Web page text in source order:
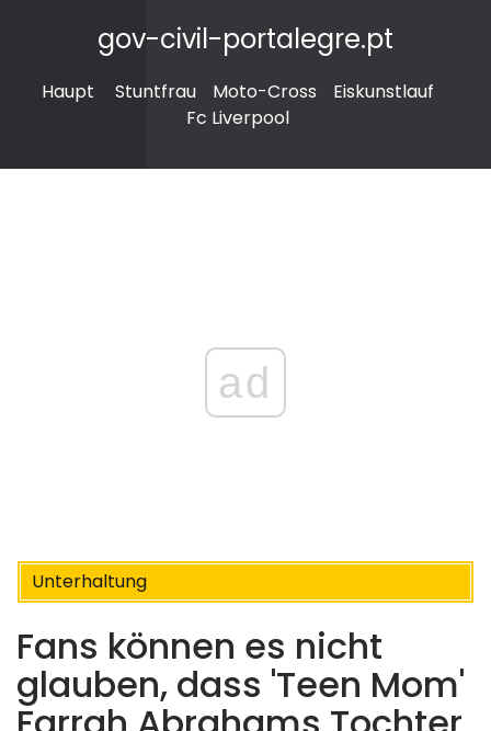
gov-civil-portalegre.pt
Haupt Stuntfrau Moto-Cross
Eiskunstlauf
Fc Liverpool
ad
Unterhaltung
Fans können es nicht
glauben, dass 'Teen Mom' ​​